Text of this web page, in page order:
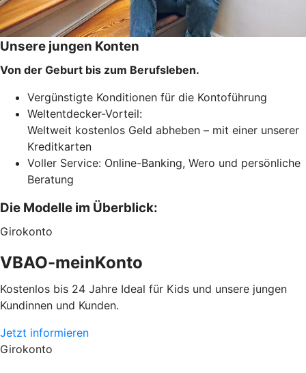
Unsere jungen Konten
Von der Geburt bis zum Berufsleben.
Vergünstigte Konditionen für die Kontoführung
Weltentdecker-Vorteil:
Weltweit kostenlos Geld abheben – mit einer unserer
Kreditkarten
Voller Service: Online-Banking, Wero und persönliche
Beratung
Die Modelle im Überblick:
Girokonto
VBAO-meinKonto
Kostenlos bis 24 Jahre Ideal für Kids und unsere jungen
Kundinnen und Kunden.
Jetzt informieren
Girokonto